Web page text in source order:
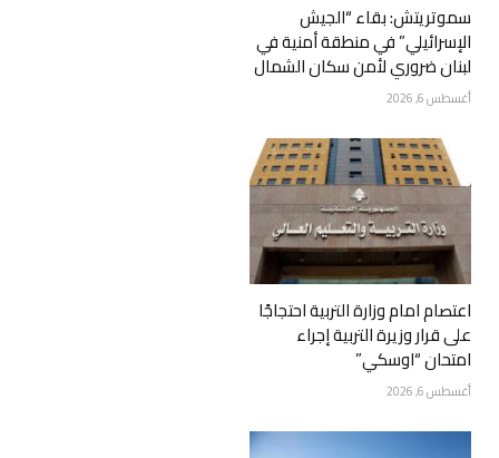
سموتريتش: بقاء “الجيش
الإسرائيلي” في منطقة أمنية في
لبنان ضروري لأمن سكان الشمال
أغسطس 6, 2026
اعتصام امام وزارة التربية احتجاجًا
على قرار وزيرة التربية إجراء
امتحان “اوسكي”
أغسطس 6, 2026